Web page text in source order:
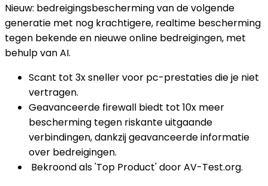
Nieuw: bedreigingsbescherming van de volgende
generatie met nog krachtigere, realtime bescherming
tegen bekende en nieuwe online bedreigingen, met
behulp van AI.​
Scant tot 3x sneller voor pc-prestaties die je niet
vertragen.
Geavanceerde firewall biedt tot 10x meer
bescherming tegen riskante uitgaande
verbindingen, dankzij geavanceerde informatie
over bedreigingen.
​ Bekroond als 'Top Product' door AV-Test.org.